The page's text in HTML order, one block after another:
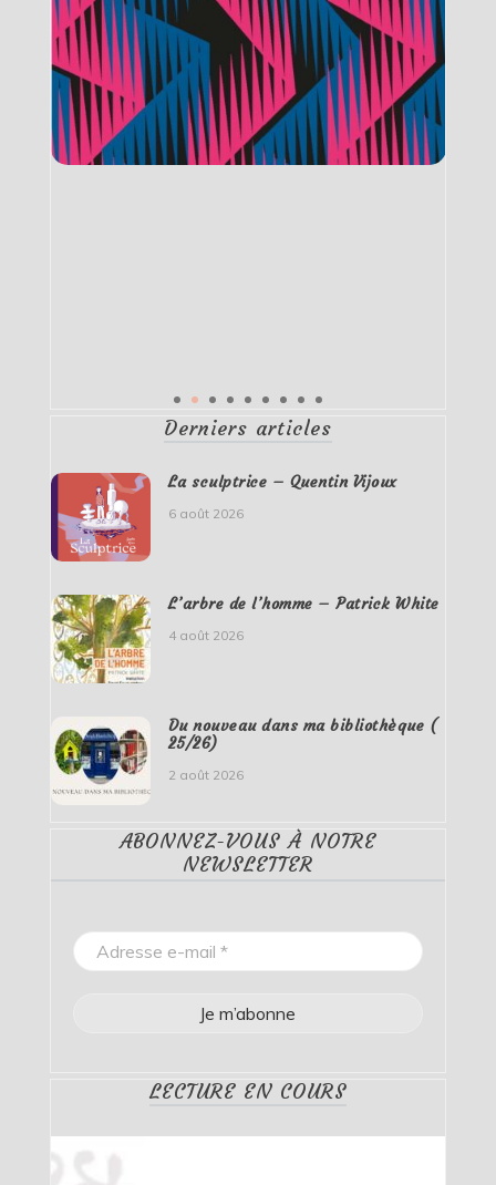
Derniers articles
La sculptrice – Quentin Vijoux
6 août 2026
L’arbre de l’homme – Patrick White
4 août 2026
Du nouveau dans ma bibliothèque (
25/26)
2 août 2026
ABONNEZ-VOUS À NOTRE
NEWSLETTER
LECTURE EN COURS